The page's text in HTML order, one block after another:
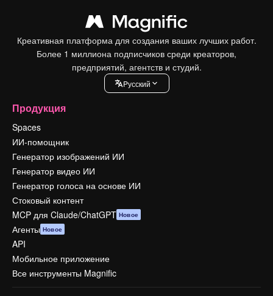
Креативная платформа для создания ваших лучших работ.
Более 1 миллиона подписчиков среди креаторов,
предприятий, агентств и студий.
Pусский
Продукция
Spaces
ИИ-помощник
Генератор изображений ИИ
Генератор видео ИИ
Генератор голоса на основе ИИ
Стоковый контент
MCP для Claude/ChatGPT Новое
Агенты Новое
API
Мобильное приложение
Все инструменты Magnific